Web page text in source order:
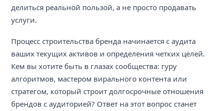
делиться реальной пользой, а не просто продавать
услуги.
Процесс строительства бренда начинается с аудита
ваших текущих активов и определения четких целей.
Кем вы хотите быть в глазах сообщества: гуру
алгоритмов, мастером вирального контента или
стратегом, который строит долгосрочные отношения
брендов с аудиторией? Ответ на этот вопрос станет